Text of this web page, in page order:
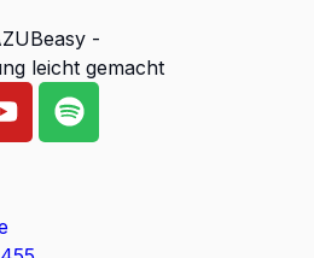
-
leicht gemacht